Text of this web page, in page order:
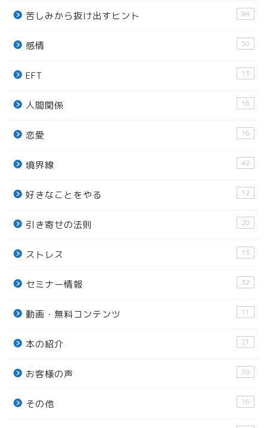
苦しみから抜け出すヒント 94
感情 50
EFT 13
人間関係 16
恋愛 16
境界線 42
好きなことをやる 12
引き寄せの法則 20
ストレス 13
セミナー情報 32
動画・無料コンテンツ 11
本の紹介 21
お客様の声 39
その他 16